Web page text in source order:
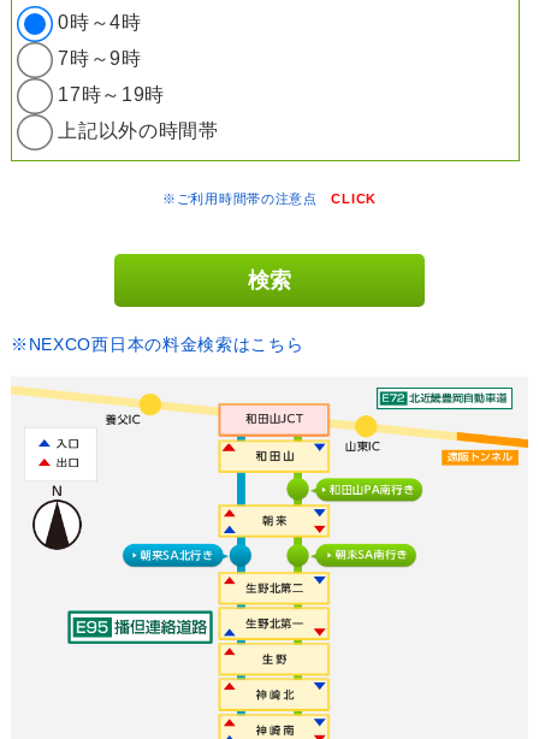
0時～4時
7時～9時
17時～19時
上記以外の時間帯
※ご利用時間帯の注意点CLICK
※NEXCO西日本の料金検索はこちら